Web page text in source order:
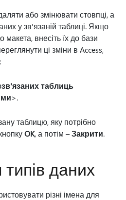
або змінювати стовпці, а
у зв'язаній таблиці. Якщо
макета, внесіть їх до бази
ці зміни в Access,
зв'язаних таблиць
>.
таблицю, яку потрібно
OK, а потім –Закрити.
даних
різні імена для